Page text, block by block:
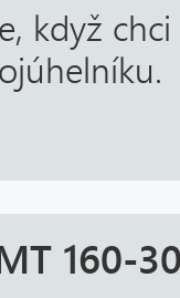
když
160-